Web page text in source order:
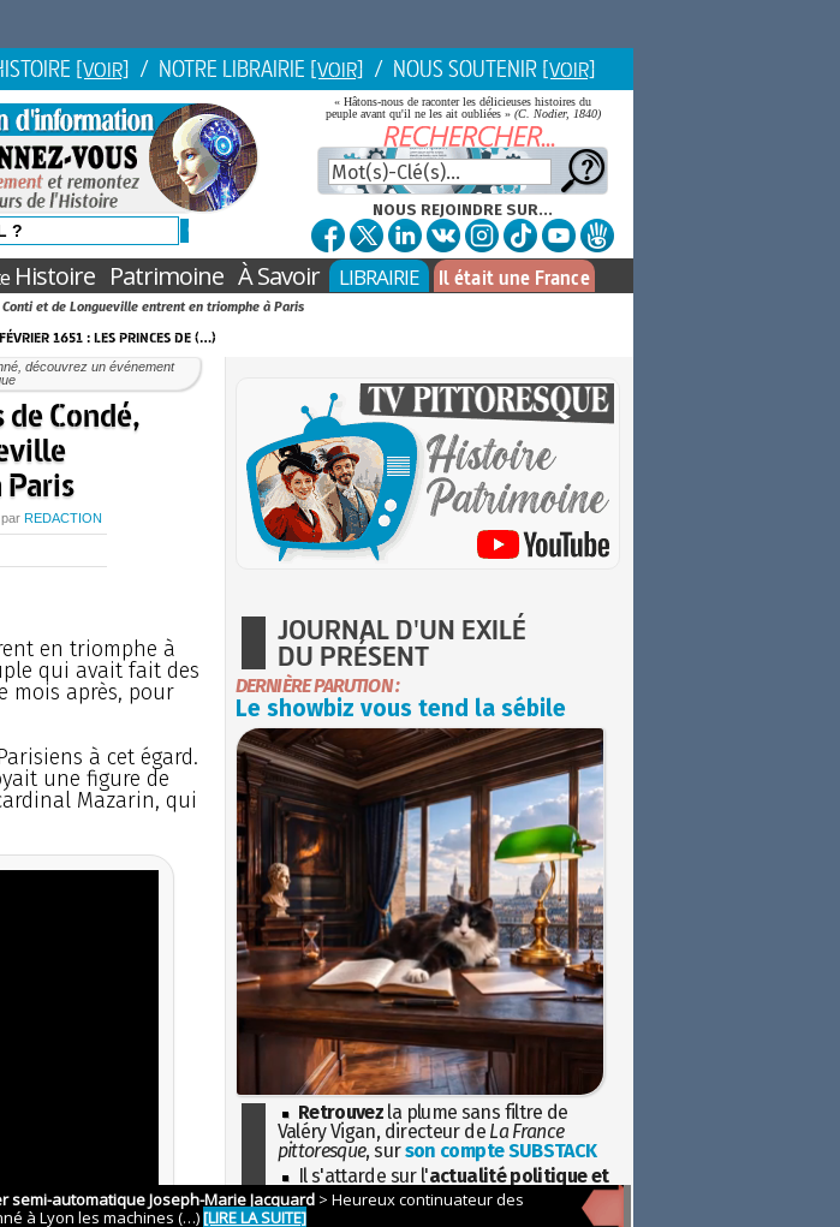
[VOIR] / NOTRE LIBRAIRIE [VOIR] / NOUS SOUTENIR [VOIR]
« Hâtons-nous de raconter les délicieuses histoires du
peuple avant qu'il ne les ait oubliées » (C. Nodier, 1840)
NOUS REJOINDRE SUR...
Histoire Patrimoine À Savoir LIBRAIRIE Il était une France
Conti et de Longueville entrent en triomphe à Paris
1651 : les princes de (…)
découvrez un événement
Condé,
REDACTION
en triomphe à
qui avait fait des
mois après, pour
à cet égard.
une figure de
Mazarin, qui
JOURNAL D'UN EXILÉ
DU PRÉSENT
DERNIÈRE PARUTION :
Le showbiz vous tend la sébile
Retrouvez la plume sans filtre de
Valéry Vigan, directeur de La France
pittoresque, surson compte SUBSTACK
Il s'attarde sur l'actualité politique et
sociétaleavec la hauteur de vue de
l'Histoire